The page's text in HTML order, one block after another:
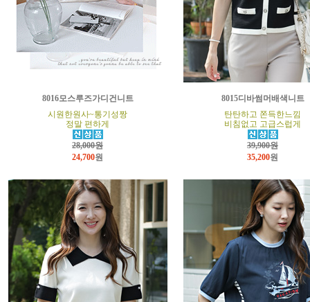
8016모스루즈가디건니트
시원한원사~통기성짱
정말 편하게
28,000원
24,700원
8015디바썸머배색니트
탄탄하고 쫀득한느낌
비침없고 고급스럽게
39,900원
35,200원